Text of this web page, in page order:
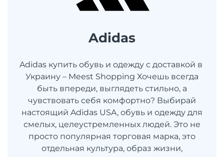
Adidas
Adidas купить обувь и одежду с доставкой в ​​
Украину – Meest Shopping Хочешь всегда
быть впереди, выглядеть стильно, а
чувствовать себя комфортно? Выбирай
настоящий Adidas USA, обувь и одежду для
смелых, целеустремленных людей. Это не
просто популярная торговая марка, это
отдельная культура, образ жизни,